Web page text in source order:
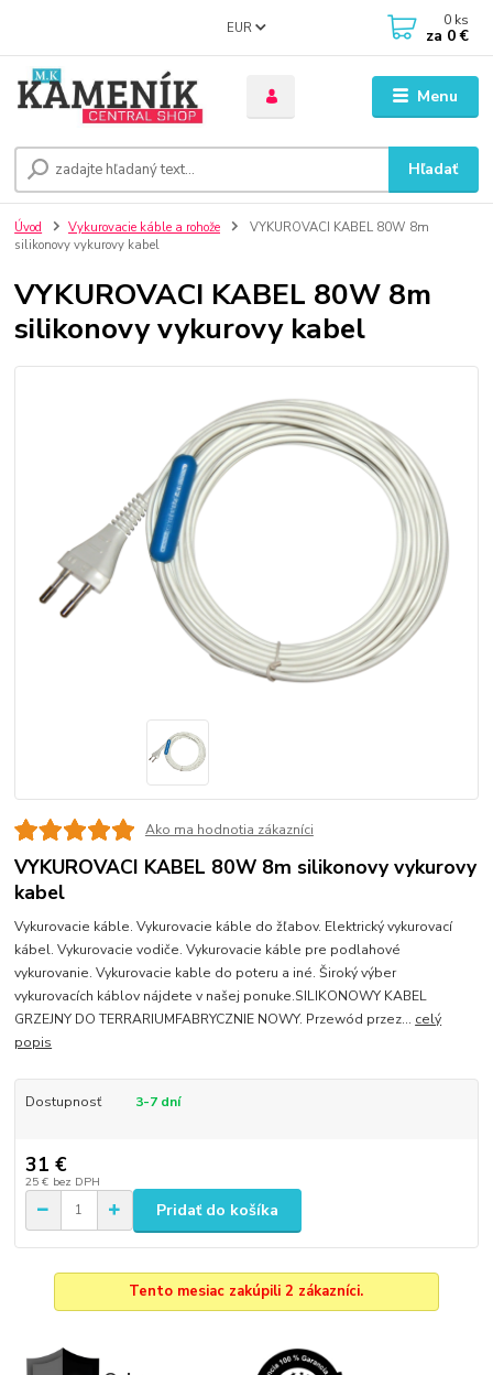
Menu
EUR
Hľadať
0 ks
za 0 €
Úvod Vykurovacie káble a rohože
VYKUROVACI KABEL 80W 8m
silikonovy vykurovy kabel
VYKUROVACI KABEL 80W 8m
silikonovy vykurovy kabel
Ako ma hodnotia zákazníci
VYKUROVACI KABEL 80W 8m silikonovy vykurovy
kabel
Vykurovacie káble. Vykurovacie káble do žľabov. Elektrický vykurovací
kábel. Vykurovacie vodiče. Vykurovacie káble pre podlahové
vykurovanie. Vykurovacie kable do poteru a iné. Široký výber
vykurovacích káblov nájdete v našej ponuke.SILIKONOWY KABEL
GRZEJNY DO TERRARIUMFABRYCZNIE NOWY. Przewód przez... celý
popis
Dostupnosť 3-7 dní
31 €
25 € bez DPH
Pridať do košíka
Tento mesiac zakúpili 2 zákazníci.